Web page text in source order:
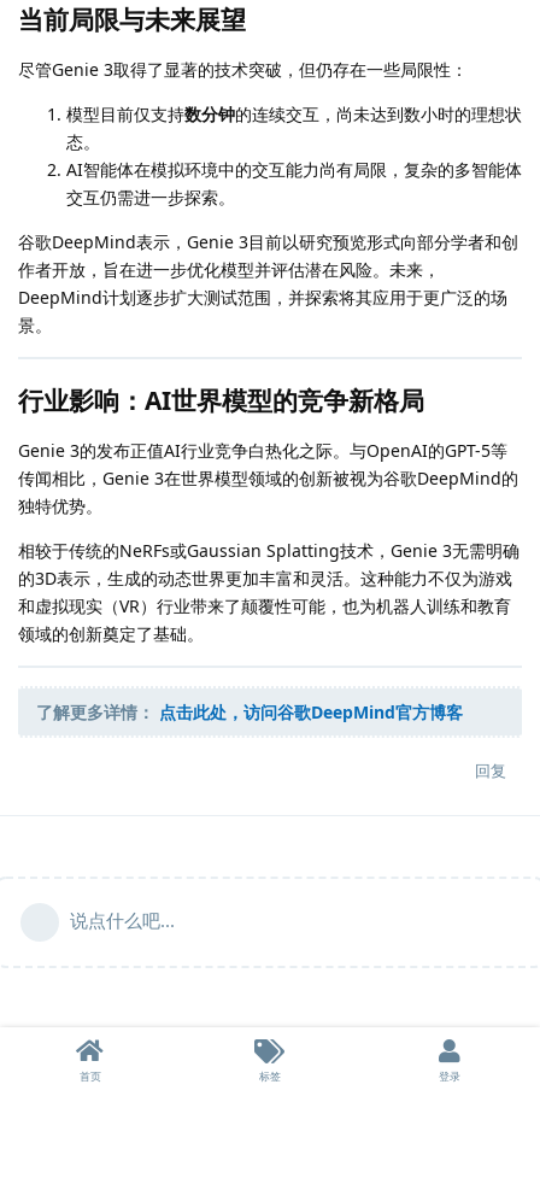
当前局限与未来展望
尽管Genie 3取得了显著的技术突破，但仍存在一些局限性：
模型目前仅支持数分钟的连续交互，尚未达到数小时的理想状
态。
AI智能体在模拟环境中的交互能力尚有局限，复杂的多智能体
交互仍需进一步探索。
谷歌DeepMind表示，Genie 3目前以研究预览形式向部分学者和创
作者开放，旨在进一步优化模型并评估潜在风险。未来，
DeepMind计划逐步扩大测试范围，并探索将其应用于更广泛的场
景。
行业影响：AI世界模型的竞争新格局
Genie 3的发布正值AI行业竞争白热化之际。与OpenAI的GPT-5等
传闻相比，Genie 3在世界模型领域的创新被视为谷歌DeepMind的
独特优势。
相较于传统的NeRFs或Gaussian Splatting技术，Genie 3无需明确
的3D表示，生成的动态世界更加丰富和灵活。这种能力不仅为游戏
和虚拟现实（VR）行业带来了颠覆性可能，也为机器人训练和教育
领域的创新奠定了基础。
了解更多详情： 点击此处，访问谷歌DeepMind官方博客
回复
说点什么吧...
首页 标签 登录